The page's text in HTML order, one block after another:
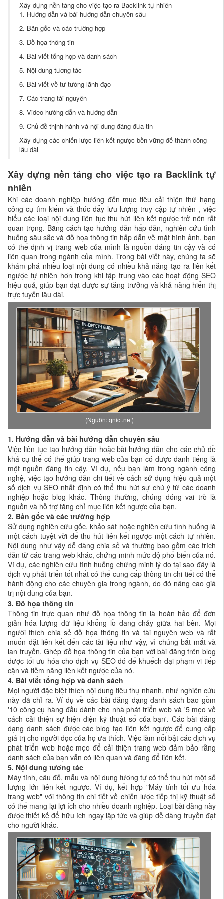
Xây dựng nền tảng cho việc tạo ra Backlink tự nhiên
1. Hướng dẫn và bài hướng dẫn chuyên sâu
2. Bản gốc và các trường hợp
3. Đồ họa thông tin
4. Bài viết tổng hợp và danh sách
5. Nội dung tương tác
6. Bài viết về tư tưởng lãnh đạo
7. Các trang tài nguyên
8. Video hướng dẫn và hướng dẫn
9. Chủ đề thịnh hành và nội dung đáng đưa tin
Xây dựng các chiến lược liên kết ngược bền vững để thành công
lâu dài
Xây dựng nền tảng cho việc tạo ra Backlink tự
nhiên
Khi các doanh nghiệp hướng đến mục tiêu cải thiện thứ hạng
công cụ tìm kiếm và thúc đẩy lưu lượng truy cập tự nhiên , việc
hiểu các loại nội dung liên tục thu hút liên kết ngược trở nên rất
quan trọng. Bằng cách tạo hướng dẫn hấp dẫn, nghiên cứu tình
huống sâu sắc và đồ họa thông tin hấp dẫn về mặt hình ảnh, bạn
có thể định vị trang web của mình là nguồn đáng tin cậy và có
liên quan trong ngành của mình. Trong bài viết này, chúng ta sẽ
khám phá nhiều loại nội dung có nhiều khả năng tạo ra liên kết
ngược tự nhiên hơn trong khi tập trung vào các hoạt động SEO
hiệu quả, giúp bạn đạt được sự tăng trưởng và khả năng hiển thị
trực tuyến lâu dài.
(Nguồn: qnict.net)
1. Hướng dẫn và bài hướng dẫn chuyên sâu
Việc liên tục tạo hướng dẫn hoặc bài hướng dẫn cho các chủ đề
khá cụ thể có thể giúp trang web của bạn có được danh tiếng là
một nguồn đáng tin cậy. Ví dụ, nếu bạn làm trong ngành công
nghệ, việc tạo hướng dẫn chi tiết về cách sử dụng hiệu quả một
số dịch vụ SEO nhất định có thể thu hút sự chú ý từ các doanh
nghiệp hoặc blog khác. Thông thường, chúng đóng vai trò là
nguồn và hỗ trợ tăng chỉ mục liên kết ngược của bạn.
2. Bản gốc và các trường hợp
Sử dụng nghiên cứu gốc, khảo sát hoặc nghiên cứu tình huống là
một cách tuyệt vời để thu hút liên kết ngược một cách tự nhiên.
Nội dung như vậy dễ dàng chia sẻ và thường bao gồm các trích
dẫn từ các trang web khác, chứng minh mức độ phổ biến của nó.
Ví dụ, các nghiên cứu tình huống chứng minh lý do tại sao đây là
dịch vụ phát triển tốt nhất có thể cung cấp thông tin chi tiết có thể
hành động cho các chuyên gia trong ngành, do đó nâng cao giá
trị nội dung của bạn.
3. Đồ họa thông tin
Thông tin trực quan như đồ họa thông tin là hoàn hảo để đơn
giản hóa lượng dữ liệu khổng lồ đang chảy giữa hai bên. Mọi
người thích chia sẻ đồ họa thông tin và tài nguyên web và rất
muốn đặt liên kết đến các tài liệu như vậy, vì chúng bắt mắt và
lan truyền. Ghép đồ họa thông tin của bạn với bài đăng trên blog
được tối ưu hóa cho dịch vụ SEO đó để khuếch đại phạm vi tiếp
cận và tiềm năng liên kết ngược của nó.
4. Bài viết tổng hợp và danh sách
Mọi người đặc biệt thích nội dung tiêu thụ nhanh, như nghiên cứu
này đã chỉ ra. Ví dụ về các bài đăng dạng danh sách bao gồm
'10 công cụ hàng đầu dành cho nhà phát triển web và '5 mẹo về
cách cải thiện sự hiện diện kỹ thuật số của bạn'. Các bài đăng
dạng danh sách được các blog tạo liên kết ngược để cung cấp
giá trị cho người đọc của họ ưa thích. Việc làm nổi bật các dịch vụ
phát triển web hoặc mẹo để cải thiện trang web đảm bảo rằng
danh sách của bạn vẫn có liên quan và đáng để liên kết.
5. Nội dung tương tác
Máy tính, câu đố, mẫu và nội dung tương tự có thể thu hút một số
lượng lớn liên kết ngược. Ví dụ, kết hợp "Máy tính tối ưu hóa
trang web" với thông tin chi tiết về chiến lược tiếp thị kỹ thuật số
có thể mang lại lợi ích cho nhiều doanh nghiệp. Loại bài đăng này
được thiết kế để hữu ích ngay lập tức và giúp dễ dàng truyền đạt
cho người khác.